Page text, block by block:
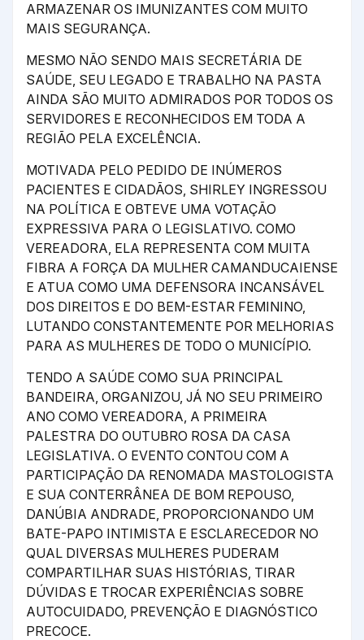
ARMAZENAR OS IMUNIZANTES COM MUITO
MAIS SEGURANÇA.
MESMO NÃO SENDO MAIS SECRETÁRIA DE
SAÚDE, SEU LEGADO E TRABALHO NA PASTA
AINDA SÃO MUITO ADMIRADOS POR TODOS OS
SERVIDORES E RECONHECIDOS EM TODA A
REGIÃO PELA EXCELÊNCIA.
MOTIVADA PELO PEDIDO DE INÚMEROS
PACIENTES E CIDADÃOS, SHIRLEY INGRESSOU
NA POLÍTICA E OBTEVE UMA VOTAÇÃO
EXPRESSIVA PARA O LEGISLATIVO. COMO
VEREADORA, ELA REPRESENTA COM MUITA
FIBRA A FORÇA DA MULHER CAMANDUCAIENSE
E ATUA COMO UMA DEFENSORA INCANSÁVEL
DOS DIREITOS E DO BEM-ESTAR FEMININO,
LUTANDO CONSTANTEMENTE POR MELHORIAS
PARA AS MULHERES DE TODO O MUNICÍPIO.
TENDO A SAÚDE COMO SUA PRINCIPAL
BANDEIRA, ORGANIZOU, JÁ NO SEU PRIMEIRO
ANO COMO VEREADORA, A PRIMEIRA
PALESTRA DO OUTUBRO ROSA DA CASA
LEGISLATIVA. O EVENTO CONTOU COM A
PARTICIPAÇÃO DA RENOMADA MASTOLOGISTA
E SUA CONTERRÂNEA DE BOM REPOUSO,
DANÚBIA ANDRADE, PROPORCIONANDO UM
BATE-PAPO INTIMISTA E ESCLARECEDOR NO
QUAL DIVERSAS MULHERES PUDERAM
COMPARTILHAR SUAS HISTÓRIAS, TIRAR
DÚVIDAS E TROCAR EXPERIÊNCIAS SOBRE
AUTOCUIDADO, PREVENÇÃO E DIAGNÓSTICO
PRECOCE.